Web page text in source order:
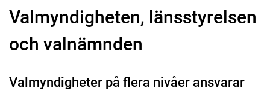
Valmyndigheten, länsstyrelsen
och valnämnden
Valmyndigheter på flera nivåer ansvarar